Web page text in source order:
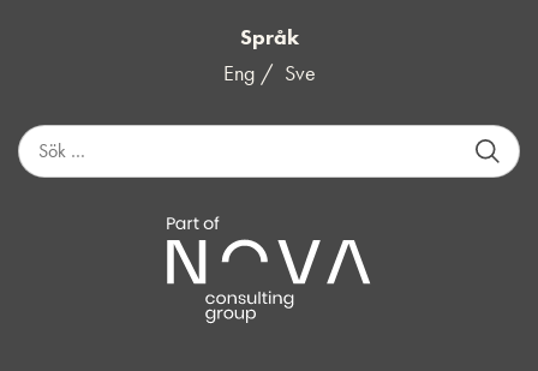
Språk
Eng
Sve
S
ö
k